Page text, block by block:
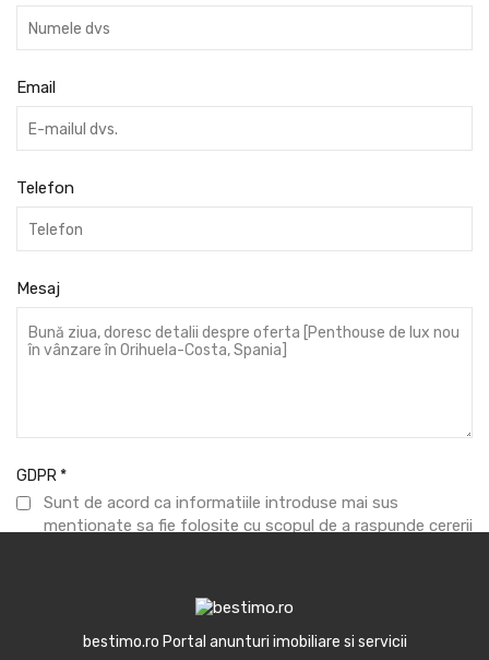
Email
Telefon
Mesaj
GDPR*
Sunt de acord ca informatiile introduse mai sus
mentionate sa fie folosite cu scopul de a raspunde cererii
Trimite mesaj
bestimo.ro Portal anunturi imobiliare si servicii